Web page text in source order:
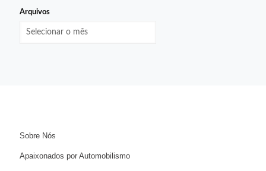
Arquivos
Sobre Nós
Apaixonados por Automobilismo